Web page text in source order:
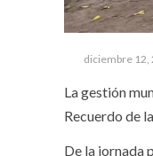
diciembre 12,
La gestión
Recuerdo de
De la jornada